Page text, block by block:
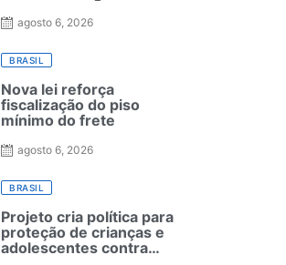
entrevista
agosto 6, 2026
BRASIL
Nova lei reforça
fiscalização do piso
mínimo do frete
agosto 6, 2026
BRASIL
Projeto cria política para
proteção de crianças e
adolescentes contra